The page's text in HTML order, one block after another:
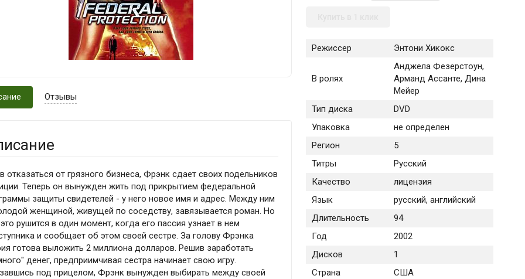
Режиссер Энтони Хикокс
В ролях
Анджела Фезерстоун,
Арманд Ассанте, Дина
Мейер
Тип диска
DVD
Упаковка
не определен
Регион
5
Титры
Русский
Качество
лицензия
Язык
русский, английский
Длительность
94
Год
2002
Дисков
1
Страна
США
Отзывы
отказаться от грязного бизнеса, Фрэнк сдает своих подельников
Теперь он вынужден жить под прикрытием федеральной
защиты свидетелей - у него новое имя и адрес. Между ним
женщиной, живущей по соседству, завязывается роман. Но
рушится в один момент, когда его пассия узнает в нем
и сообщает об этом своей сестре. За голову Фрэнка
готова выложить 2 миллиона долларов. Решив заработать
денег, предприимчивая сестра начинает свою игру.
под прицелом, Фрэнк вынужден выбирать между своей